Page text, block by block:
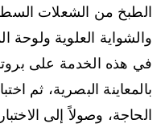
الطبخ من الشعلات
والشواية العلوية ولوحة
في هذه الخدمة على
بالمعاينة البصرية، ثم
الحاجة، وصولاً إلى